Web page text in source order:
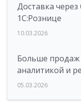
Доставка
1С:Рознице
10.03.2026
Больше продаж
аналитикой и
05.03.2026